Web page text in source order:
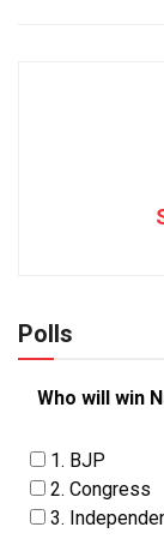
Polls
Who will win
1. BJP
2. Congress
3.